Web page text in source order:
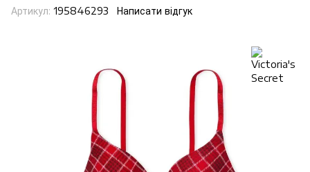
Артикул: 195846293 Написати відгук